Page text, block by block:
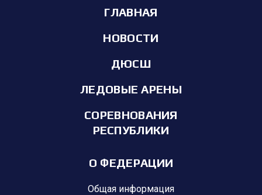
ГЛАВНАЯ
НОВОСТИ
ДЮСШ
ЛЕДОВЫЕ АРЕНЫ
СОРЕВНОВАНИЯ
РЕСПУБЛИКИ
О ФЕДЕРАЦИИ
Общая информация